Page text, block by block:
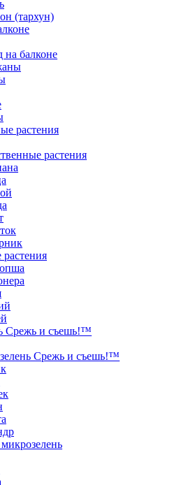
(тархун)
на балконе
растения
растения
растения
Срежь и съешь!™
Срежь и съешь!™